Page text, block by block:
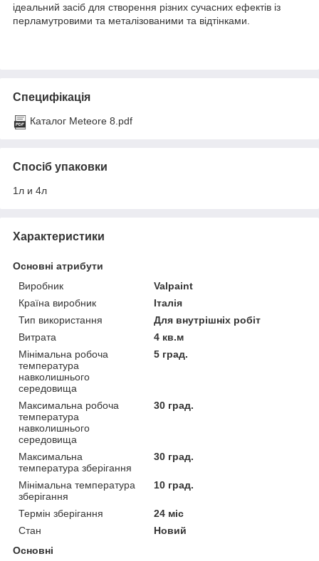
ідеальний засіб для створення різних сучасних ефектів із
перламутровими та металізованими та відтінками.
Специфікація
Каталог Meteore 8.pdf
Спосіб упаковки
1л и 4л
Характеристики
Основні атрибути
Виробник
Valpaint
Країна виробник
Італія
Тип використання
Для внутрішніх робіт
Витрата
4 кв.м
Мінімальна робоча
температура
навколишнього
середовища
5 град.
Максимальна робоча
температура
навколишнього
середовища
30 град.
Максимальна
температура зберігання
30 град.
Мінімальна температура
зберігання
10 град.
Термін зберігання
24 міс
Стан
Новий
Основні